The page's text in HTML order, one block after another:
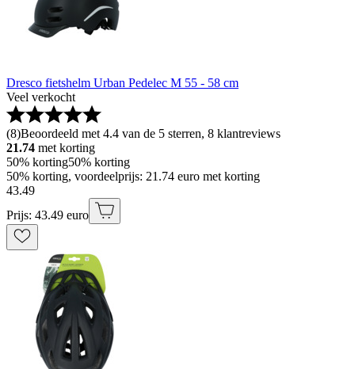
Dresco fietshelm Urban Pedelec M 55 - 58 cm
Veel verkocht
(8)Beoordeeld met 4.4 van de 5 sterren, 8 klantreviews
21.74 met korting
50% korting50% korting
50% korting, voordeelprijs: 21.74 euro met korting
43.49
Prijs: 43.49 euro